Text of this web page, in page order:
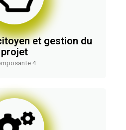
et gestion du
projet
4